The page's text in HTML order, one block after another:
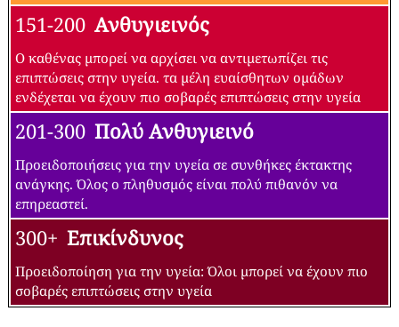
151-200 Ανθυγιεινός
Ο καθένας μπορεί να αρχίσει να αντιμετωπίζει τις
επιπτώσεις στην υγεία. τα μέλη ευαίσθητων ομάδων
ενδέχεται να έχουν πιο σοβαρές επιπτώσεις στην υγεία
201-300 Πολύ Ανθυγιεινό
Προειδοποιήσεις για την υγεία σε συνθήκες έκτακτης
ανάγκης. Όλος ο πληθυσμός είναι πολύ πιθανόν να
επηρεαστεί.
300+ Επικίνδυνος
Προειδοποίηση για την υγεία: Όλοι μπορεί να έχουν πιο
σοβαρές επιπτώσεις στην υγεία